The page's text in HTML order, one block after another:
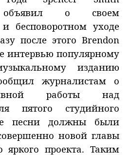
объявил о своем
бесповоротном уходе
после этого Brendon
интервью популярному
изданию
журналистам о
работы над
пятого студийного
песни должны были
новой главы
яркого проекта. Таким